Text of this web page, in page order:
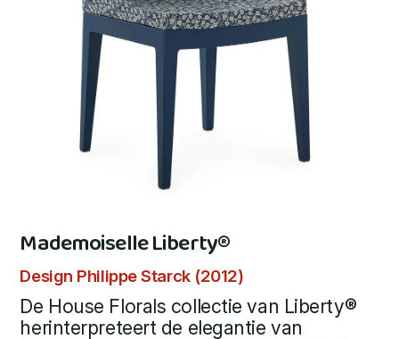
Mademoiselle Liberty®
Design Philippe Starck (2012)
De House Florals collectie van Liberty®
herinterpreteert de elegantie van